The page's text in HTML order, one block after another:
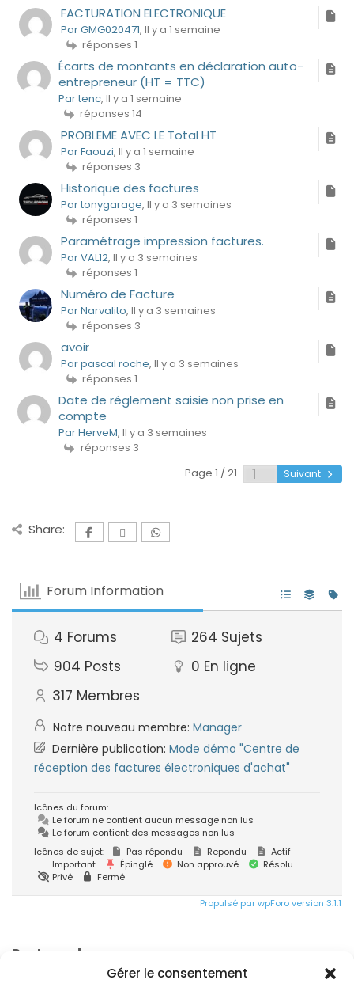
Gérer le consentement
FACTURATION ELECTRONIQUE
Par GMG020471, Il y a 1 semaine
réponses 1
Écarts de montants en déclaration auto-
entrepreneur (HT = TTC)
Par tenc, Il y a 1 semaine
réponses 14
PROBLEME AVEC LE Total HT
Par Faouzi, Il y a 1 semaine
réponses 3
Historique des factures
Par tonygarage, Il y a 3 semaines
réponses 1
Paramétrage impression factures.
Par VAL12, Il y a 3 semaines
réponses 1
Numéro de Facture
Par Narvalito, Il y a 3 semaines
réponses 3
avoir
Par pascal roche, Il y a 3 semaines
réponses 1
Date de réglement saisie non prise en
compte
Par HerveM, Il y a 3 semaines
réponses 3
Page 1 / 21
Suivant
Share:
Forum Information
4 Forums 264 Sujets
904 Posts 0 En ligne
317 Membres
Notre nouveau membre: Manager
Dernière publication: Mode démo "Centre de
réception des factures électroniques d'achat"
Icônes du forum:
Le forum ne contient aucun message non lus
Le forum contient des messages non lus
Icônes de sujet:
Pas répondu Repondu
Actif
Important
Épinglé Non approuvé
Résolu
Privé
Fermé
Propulsé par wpForo version 3.1.1
Partagez!